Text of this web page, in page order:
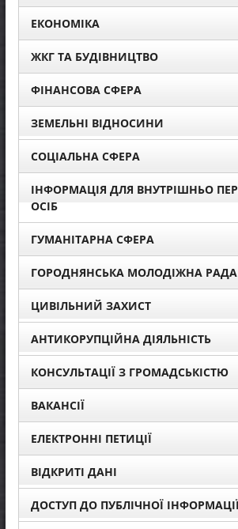
ЕКОНОМІКА
ЖКГ ТА БУДІВНИЦТВО
ФІНАНСОВА СФЕРА
ЗЕМЕЛЬНІ ВІДНОСИНИ
СОЦІАЛЬНА СФЕРА
ІНФОРМАЦІЯ ДЛЯ ВНУТРІШНЬО
ОСІБ
ГУМАНІТАРНА СФЕРА
ГОРОДНЯНСЬКА МОЛОДІЖНА РАДА
ЦИВІЛЬНИЙ ЗАХИСТ
АНТИКОРУПЦІЙНА ДІЯЛЬНІСТЬ
КОНСУЛЬТАЦІЇ З ГРОМАДСЬКІСТЮ
ВАКАНСІЇ
ЕЛЕКТРОННІ ПЕТИЦІЇ
ВІДКРИТІ ДАНІ
ДОСТУП ДО ПУБЛІЧНОЇ